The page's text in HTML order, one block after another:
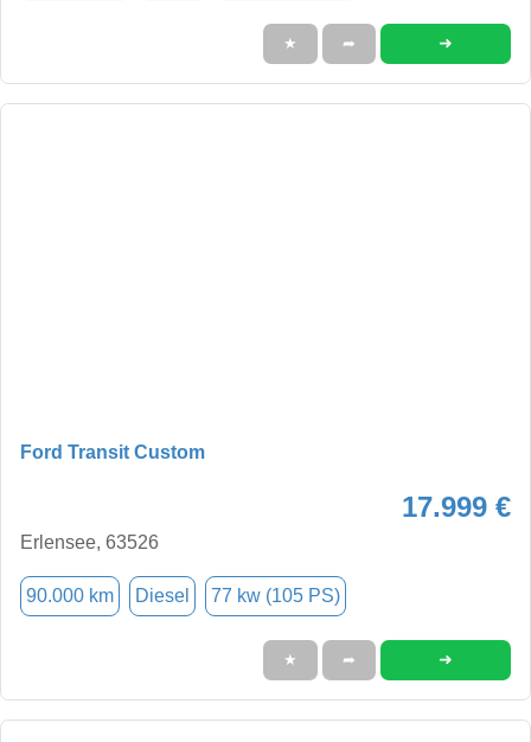
★ ➦ ➜
Ford Transit Custom
17.999 €
Erlensee, 63526
90.000 km Diesel 77 kw (105 PS)
★ ➦ ➜